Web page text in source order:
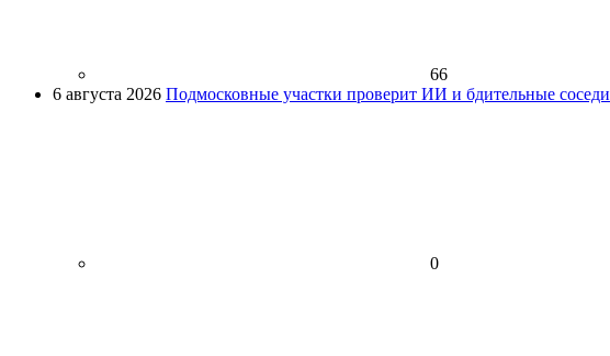
66
6 августа 2026 Подмосковные участки проверит ИИ и бдительные соседи
0